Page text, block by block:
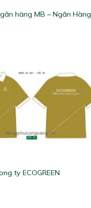
hàng MB – Ngân Hàng
ty ECOGREEN